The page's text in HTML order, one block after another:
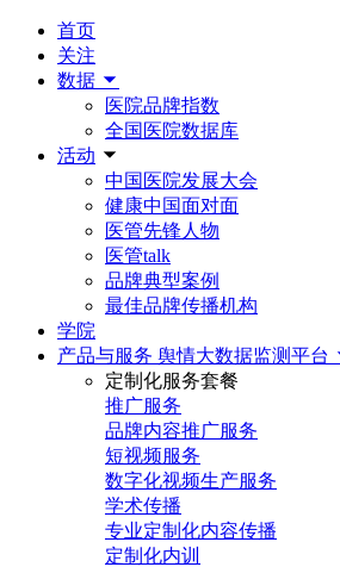
首页
关注
数据
医院品牌指数
全国医院数据库
活动
中国医院发展大会
健康中国面对面
医管先锋人物
医管talk
品牌典型案例
最佳品牌传播机构
学院
产品与服务 舆情大数据监测平台
定制化服务套餐
推广服务
品牌内容推广服务
短视频服务
数字化视频生产服务
学术传播
专业定制化内容传播
定制化内训